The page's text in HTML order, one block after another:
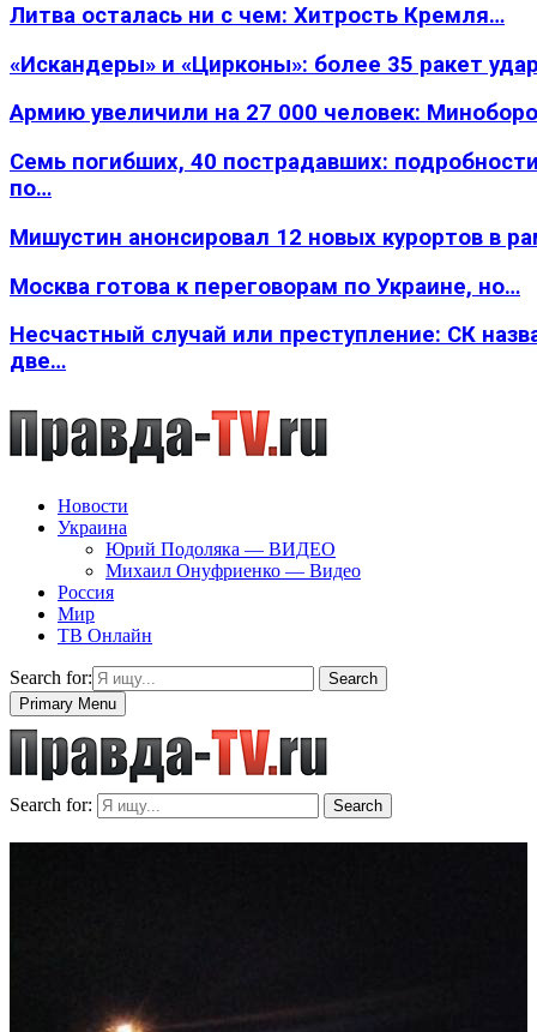
Литва осталась ни с чем: Хитрость Кремля…
«Искандеры» и «Цирконы»: более 35 ракет
Армию увеличили на 27 000 человек:
Семь погибших, 40 пострадавших:
по…
Мишустин анонсировал 12 новых курортов в
Москва готова к переговорам по Украине, но…
Несчастный случай или преступление: СК
две…
Новости
Украина
Юрий Подоляка — ВИДЕО
Михаил Онуфриенко — Видео
Россия
Мир
ТВ Онлайн
Search for:
Search
Primary Menu
Search for: Search